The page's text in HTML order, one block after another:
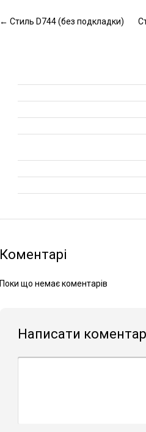
← Стиль D744 (без подкладки)
Коментарі
Поки що немає коментарів
Написати коментар